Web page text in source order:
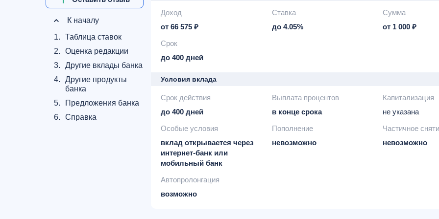
К началу
1.
Таблица ставок
2.
Оценка редакции
3.
Другие вклады банка
4.
Другие продукты
банка
5.
Предложения банка
6.
Справка
Доход
от 66 575 ₽
Ставка
до 4.05%
Сумма
от 1 000 ₽
Срок
до 400 дней
Условия вклада
Срок действия
до 400 дней
Выплата процентов
в конце срока
Капитализация
не указана
Особые условия
вклад открывается через
интернет-банк или
мобильный банк
Пополнение
невозможно
Частичное
невозможно
Автопролонгация
возможно